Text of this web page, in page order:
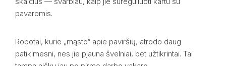
pavaromis.
Robotai, kurie „mąsto“ apie paviršių, atrodo daug
patikimesni, nes jie pjauna švelniai, bet užtikrintai. Tai